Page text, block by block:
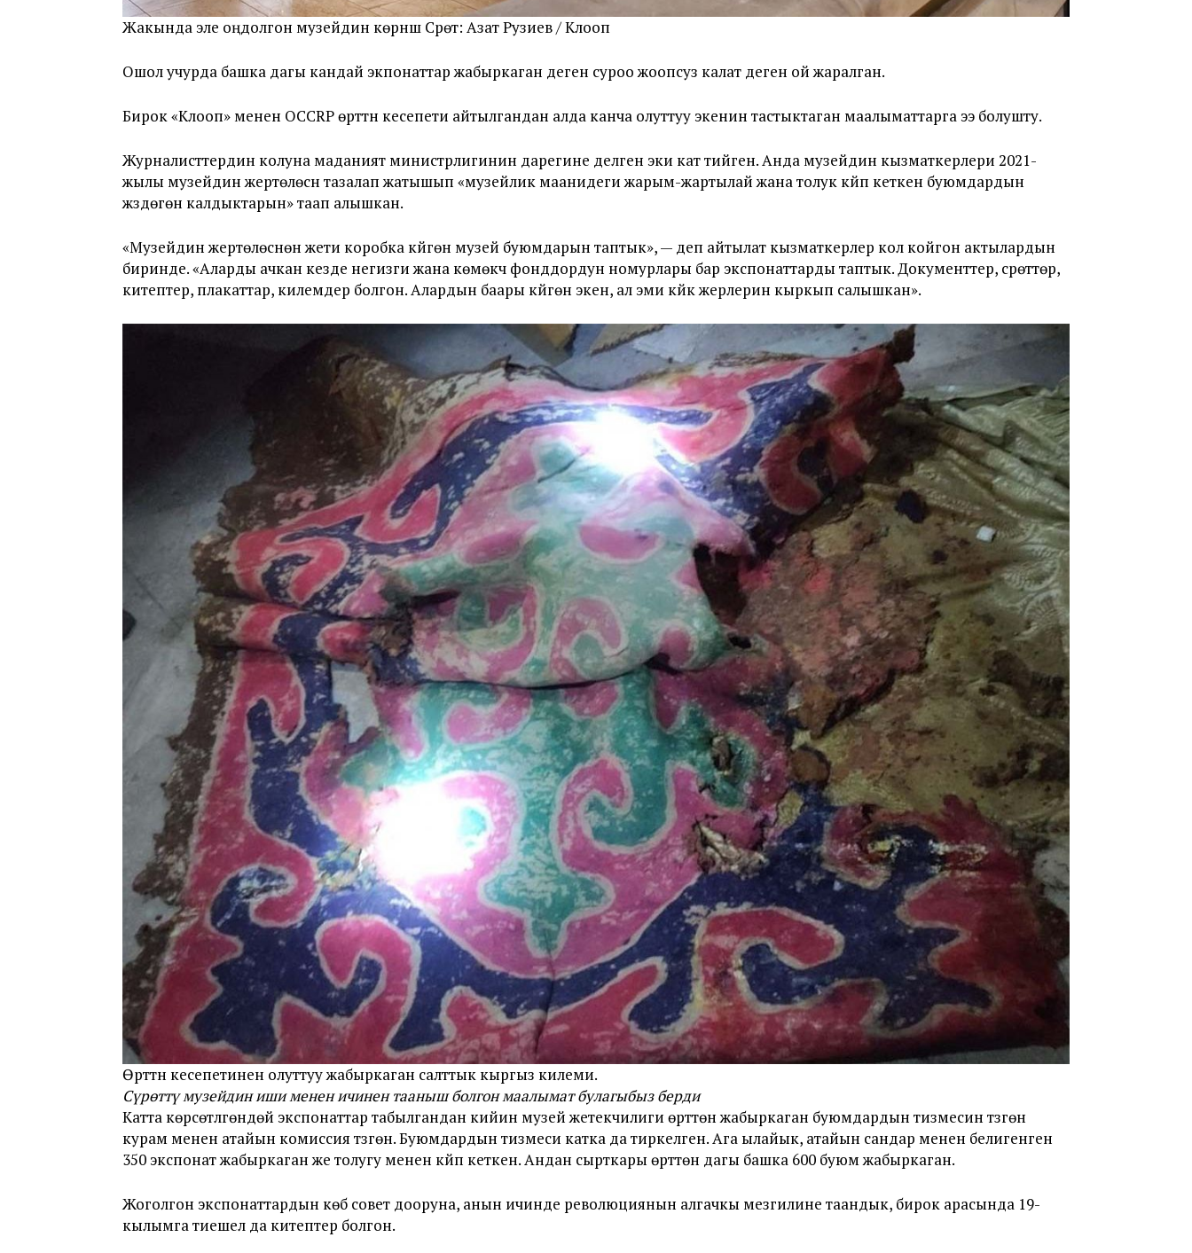
Жакында эле оңдолгон музейдин көрүнүшү Сүрөт: Азат Рузиев / Клооп
Ошол учурда башка дагы кандай экпонаттар жабыркаган деген суроо жоопсуз калат деген ой жаралган.
Бирок «Клооп» менен OCCRP өрттүн кесепети айтылгандан алда канча олуттуу экенин тастыктаган маалыматтарга ээ болушту.
Журналисттердин колуна маданият министрлигинин дарегине делген эки кат тийген. Анда музейдин кызматкерлери 2021-
жылы музейдин жертөлөсүн тазалап жатышып «музейлик маанидеги жарым-жартылай жана толук күйүп кеткен буюмдардын
жүздөгөн калдыктарын» таап алышкан.
«Музейдин жертөлөсүнөн жети коробка күйгөн музей буюмдарын таптык», — деп айтылат кызматкерлер кол койгон актылардын
биринде. «Аларды ачкан кезде негизги жана көмөкчү фонддордун номурлары бар экспонаттарды таптык. Документтер, сүрөттөр,
китептер, плакаттар, килемдер болгон. Алардын баары күйгөн экен, ал эми күйүк жерлерин кыркып салышкан».
​​Өрттүн кесепетинен олуттуу жабыркаган салттык кыргыз килеми.
Сүрөттү музейдин иши менен ичинен тааныш болгон маалымат булагыбыз берди
Катта көрсөтүлгөндөй экспонаттар табылгандан кийин музей жетекчилиги өрттөн жабыркаган буюмдардын тизмесин түзгөн
курам менен атайын комиссия түзгөн. Буюмдардын тизмеси катка да тиркелген. Ага ылайык, атайын сандар менен белигенген
350 экспонат жабыркаган же толугу менен күйүп кеткен. Андан сырткары өрттөн дагы башка 600 буюм жабыркаган.
Жоголгон экспонаттардын көбү совет дооруна, анын ичинде революциянын алгачкы мезгилине таандык, бирок арасында 19-
кылымга тиешелүү да китептер болгон.